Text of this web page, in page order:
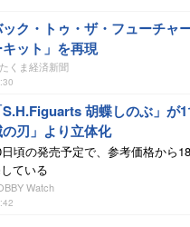
ク・トゥ・ザ・フューチャ
キット」を再現
くま経済新聞
S.H.Figuarts 胡蝶しのぶ」が
刃」より立体化
頃の発売予定で、参考価格から
ている
Watch